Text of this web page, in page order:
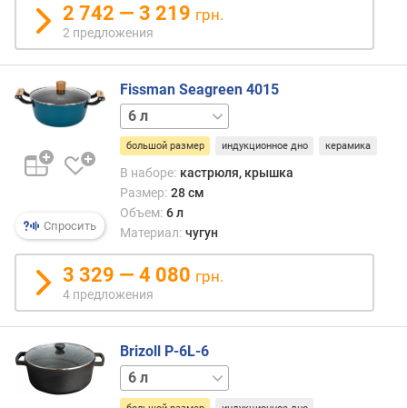
к
и
и
н
р
а
е
р
(
с
м
)
м
2 742 — 3 219 грн.
2 предложения
Спросить
Fissman Seagreen 4015
4 л
большой размер индукционное дно керамика
В наборе: кастрюля, крышка
Размер: 28 см
Объем: 6 л
Материал: чугун
3 329 — 4 080 грн.
4 предложения
Brizoll P-6L-6
4 л